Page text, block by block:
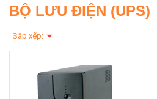
BỘ LƯU ĐIỆN (UPS)
Sắp xếp: